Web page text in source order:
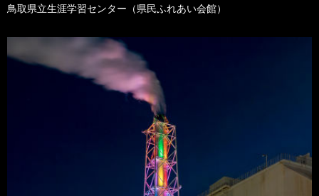
鳥取県立生涯学習センター（県民ふれあい会館）